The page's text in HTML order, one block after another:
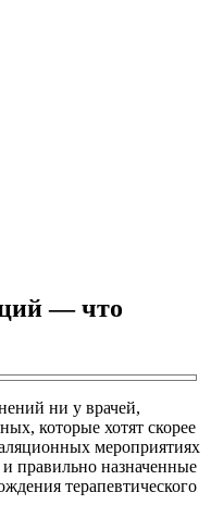
— что
ни у врачей,
которые хотят скорее
мероприятиях
и правильно назначенные
терапевтического